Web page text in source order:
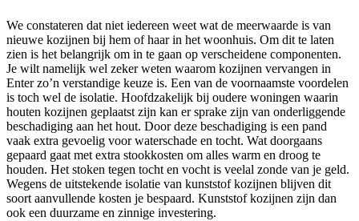
We constateren dat niet iedereen weet wat de meerwaarde is van
nieuwe kozijnen bij hem of haar in het woonhuis. Om dit te laten
zien is het belangrijk om in te gaan op verscheidene componenten.
Je wilt namelijk wel zeker weten waarom kozijnen vervangen in
Enter zo’n verstandige keuze is. Een van de voornaamste voordelen
is toch wel de isolatie. Hoofdzakelijk bij oudere woningen waarin
houten kozijnen geplaatst zijn kan er sprake zijn van onderliggende
beschadiging aan het hout. Door deze beschadiging is een pand
vaak extra gevoelig voor waterschade en tocht. Wat doorgaans
gepaard gaat met extra stookkosten om alles warm en droog te
houden. Het stoken tegen tocht en vocht is veelal zonde van je geld.
Wegens de uitstekende isolatie van kunststof kozijnen blijven dit
soort aanvullende kosten je bespaard. Kunststof kozijnen zijn dan
ook een duurzame en zinnige investering.